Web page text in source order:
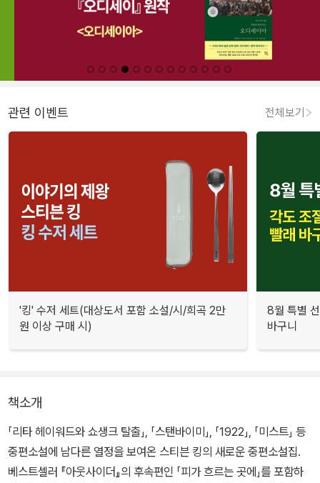
관련 이벤트 전체보기
'킹' 수저 세트(대상도서 포함 소설/시/희곡 2만
원 이상 구매 시)
8월 특별
바구니
책소개
「리타 헤이워드와 쇼생크 탈출」, 「스탠바이미」, 「1922」, 「미스트」 등
중편소설에 남다른 열정을 보여온 스티븐 킹의 새로운 중편소설집.
베스트셀러 『아웃사이더』의 후속편인 「피가 흐르는 곳에」를 포함하